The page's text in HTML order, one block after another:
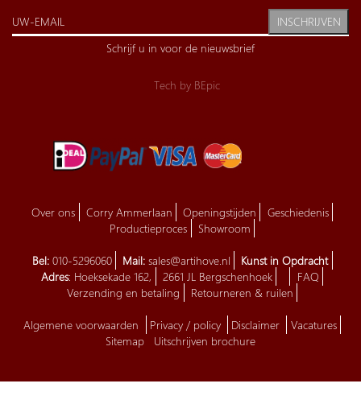
INSCHRIJVEN
Schrijf u in voor de nieuwsbrief
Tech by BEpic
Over ons Corry Ammerlaan Openingstijden
Geschiedenis
Productieproces
Showroom
Bel: 010-5296060 Mail: sales@artihove.nl
Kunst in Opdracht
Adres: Hoeksekade 162, 2661 JL Bergschenhoek
FAQ
Verzending en betaling
Retourneren & ruilen
Algemene voorwaarden Privacy / policy Disclaimer
Vacatures
Sitemap
Uitschrijven brochure